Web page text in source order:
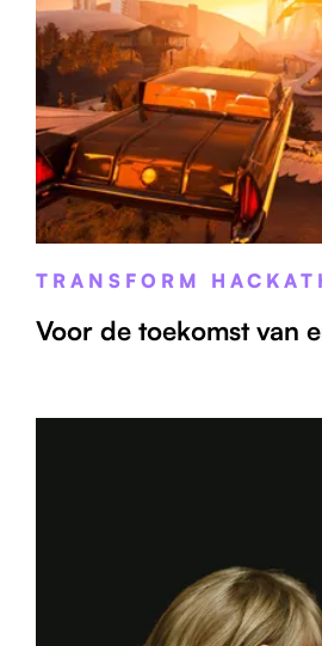
TRANSFORM
Voor de toekomst van